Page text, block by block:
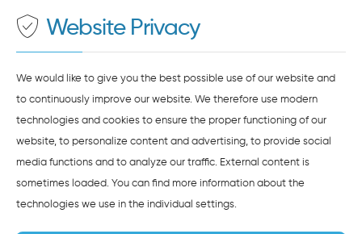
AGREE AND LOAD
Website Privacy
We would like to give you the best possible use of our website and
to continuously improve our website. We therefore use modern
technologies and cookies to ensure the proper functioning of our
website, to personalize content and advertising, to provide social
media functions and to analyze our traffic. External content is
sometimes loaded. You can find more information about the
technologies we use in the individual settings.